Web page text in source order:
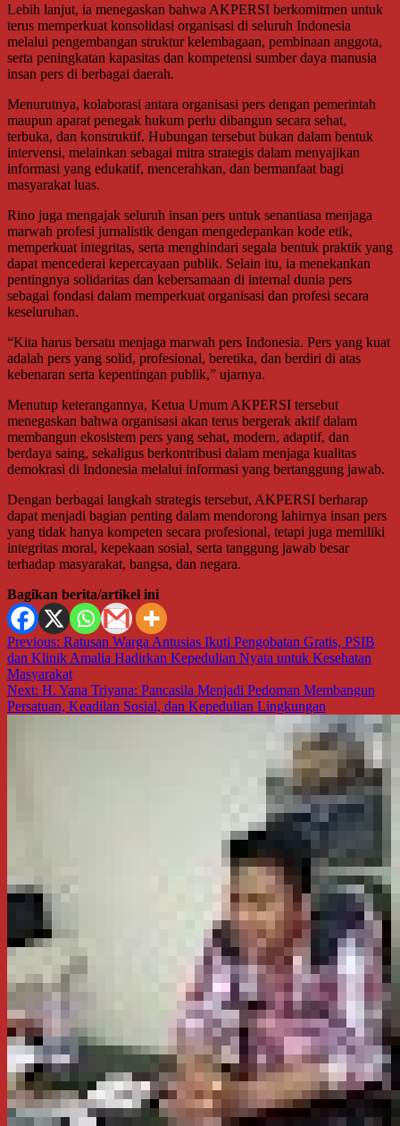
Lebih lanjut, ia menegaskan bahwa AKPERSI berkomitmen untuk
terus memperkuat konsolidasi organisasi di seluruh Indonesia
melalui pengembangan struktur kelembagaan, pembinaan anggota,
serta peningkatan kapasitas dan kompetensi sumber daya manusia
insan pers di berbagai daerah.
Menurutnya, kolaborasi antara organisasi pers dengan pemerintah
maupun aparat penegak hukum perlu dibangun secara sehat,
terbuka, dan konstruktif. Hubungan tersebut bukan dalam bentuk
intervensi, melainkan sebagai mitra strategis dalam menyajikan
informasi yang edukatif, mencerahkan, dan bermanfaat bagi
masyarakat luas.
Rino juga mengajak seluruh insan pers untuk senantiasa menjaga
marwah profesi jurnalistik dengan mengedepankan kode etik,
memperkuat integritas, serta menghindari segala bentuk praktik yang
dapat mencederai kepercayaan publik. Selain itu, ia menekankan
pentingnya solidaritas dan kebersamaan di internal dunia pers
sebagai fondasi dalam memperkuat organisasi dan profesi secara
keseluruhan.
“Kita harus bersatu menjaga marwah pers Indonesia. Pers yang kuat
adalah pers yang solid, profesional, beretika, dan berdiri di atas
kebenaran serta kepentingan publik,” ujarnya.
Menutup keterangannya, Ketua Umum AKPERSI tersebut
menegaskan bahwa organisasi akan terus bergerak aktif dalam
membangun ekosistem pers yang sehat, modern, adaptif, dan
berdaya saing, sekaligus berkontribusi dalam menjaga kualitas
demokrasi di Indonesia melalui informasi yang bertanggung jawab.
Dengan berbagai langkah strategis tersebut, AKPERSI berharap
dapat menjadi bagian penting dalam mendorong lahirnya insan pers
yang tidak hanya kompeten secara profesional, tetapi juga memiliki
integritas moral, kepekaan sosial, serta tanggung jawab besar
terhadap masyarakat, bangsa, dan negara.
Bagikan berita/artikel ini
Navigasi
pos
Previous: Ratusan Warga Antusias Ikuti Pengobatan Gratis, PSIB
dan Klinik Amalia Hadirkan Kepedulian Nyata untuk Kesehatan
Masyarakat
Next: H. Yana Triyana: Pancasila Menjadi Pedoman Membangun
Persatuan, Keadilan Sosial, dan Kepedulian Lingkungan